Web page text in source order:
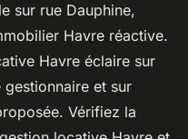
sur rue Dauphine,
Havre réactive.
Havre éclaire sur
et sur
Vérifiez la